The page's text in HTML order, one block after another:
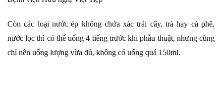
Còn các loại nước ép không chứa xác trái cây, trà hay cà phê,
nước lọc thì có thể uống 4 tiếng trước khi phẫu thuật, nhưng cũng
chỉ nên uống lượng vừa đủ, không có uống quá 150ml.